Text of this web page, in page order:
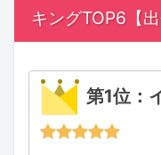
キングTOP6【
第1位：